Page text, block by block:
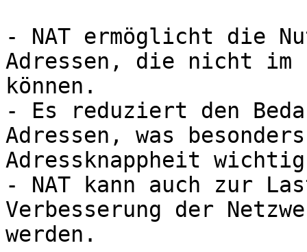
- NAT ermöglicht die
Adressen, die nicht im
können.
- Es reduziert den
Adressen, was
Adressknappheit
- NAT kann auch zur
Verbesserung der
werden.